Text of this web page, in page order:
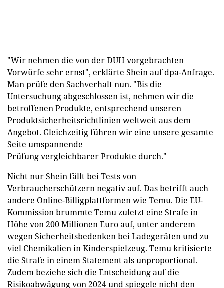
"Wir nehmen die von der DUH vorgebrachten
Vorwürfe sehr ernst", erklärte Shein auf dpa-Anfrage.
Man prüfe den Sachverhalt nun. "Bis die
Untersuchung abgeschlossen ist, nehmen wir die
betroffenen Produkte, entsprechend unseren
Produktsicherheitsrichtlinien weltweit aus dem
Angebot. Gleichzeitig führen wir eine unsere gesamte
Seite umspannende
Prüfung vergleichbarer Produkte durch."
Nicht nur Shein fällt bei Tests von
Verbraucherschützern negativ auf. Das betrifft auch
andere Online-Billigplattformen wie Temu. Die EU-
Kommission brummte Temu zuletzt eine Strafe in
Höhe von 200 Millionen Euro auf, unter anderem
wegen Sicherheitsbedenken bei Ladegeräten und zu
viel Chemikalien in Kinderspielzeug. Temu kritisierte
die Strafe in einem Statement als unproportional.
Zudem beziehe sich die Entscheidung auf die
Risikoabwägung von 2024 und spiegele nicht den